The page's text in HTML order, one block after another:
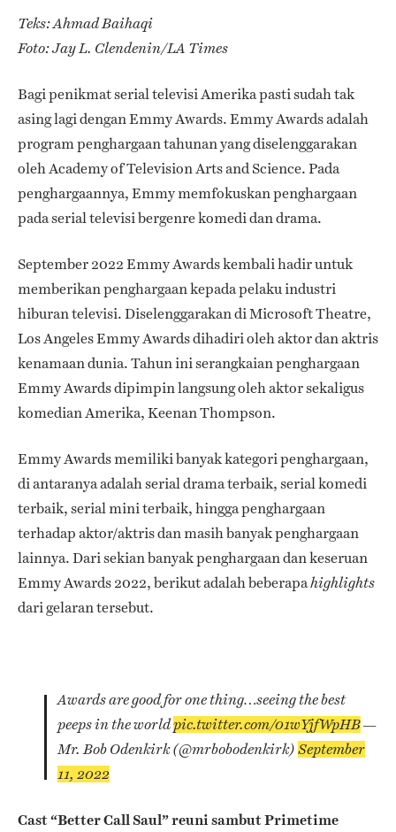
Teks: Ahmad Baihaqi
Foto: Jay L. Clendenin/LA Times
Bagi penikmat serial televisi Amerika pasti sudah tak
asing lagi dengan Emmy Awards. Emmy Awards adalah
program penghargaan tahunan yang diselenggarakan
oleh Academy of Television Arts and Science. Pada
penghargaannya, Emmy memfokuskan penghargaan
pada serial televisi bergenre komedi dan drama.
September 2022 Emmy Awards kembali hadir untuk
memberikan penghargaan kepada pelaku industri
hiburan televisi. Diselenggarakan di Microsoft Theatre,
Los Angeles Emmy Awards dihadiri oleh aktor dan aktris
kenamaan dunia. Tahun ini serangkaian penghargaan
Emmy Awards dipimpin langsung oleh aktor sekaligus
komedian Amerika, Keenan Thompson.
Emmy Awards memiliki banyak kategori penghargaan,
di antaranya adalah serial drama terbaik, serial komedi
terbaik, serial mini terbaik, hingga penghargaan
terhadap aktor/aktris dan masih banyak penghargaan
lainnya. Dari sekian banyak penghargaan dan keseruan
Emmy Awards 2022, berikut adalah beberapahighlights
dari gelaran tersebut.
Awards are good for one thing…seeing the best
peeps in the worldpic.twitter.com/01wYjfWpHB—
Mr. Bob Odenkirk (@mrbobodenkirk) September
11, 2022
Cast “Better Call Saul” reuni sambut Primetime